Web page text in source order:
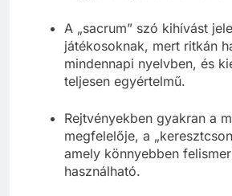
A „sacrum” szó kihívást
játékosoknak, mert ritkán
mindennapi nyelvben, és
teljesen egyértelmű.
Rejtvényekben gyakran a
megfelelője, a
amely könnyebben
használható.